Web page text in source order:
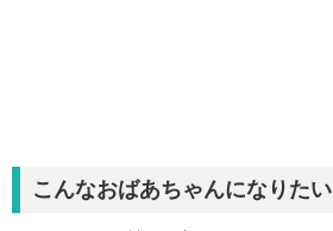
こんなおばあちゃんになりたい